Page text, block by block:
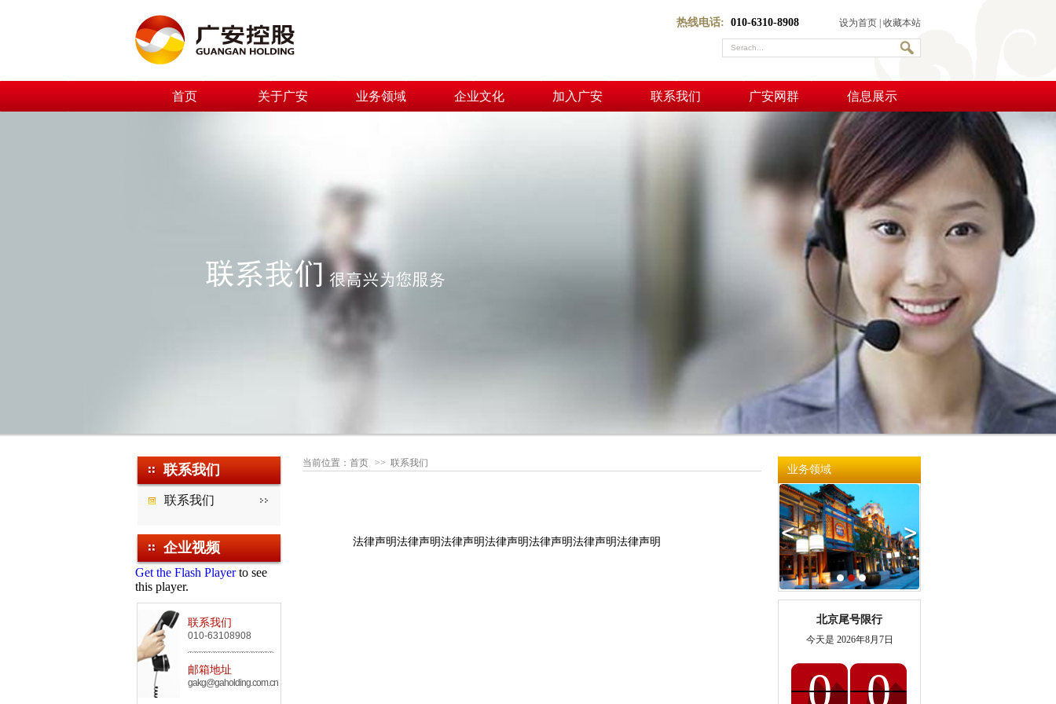
设为首页 收藏本站
热线电话: 010-6310-8908
首页 关于广安 业务领域 企业文化 加入广安 联系我们 广安网群 信息展示
联系我们
联系我们
企业视频
Get the Flash Playerto see
this player.
联系我们
010-63108908
邮箱地址
gakg@gaholding.com.cn
当前位置： 首页 >> 联系我们
法律声明法律声明法律声明法律声明法律声明法律声明法律声明
业务领域
北京尾号限行
今天是 2026年8月7日
0 0